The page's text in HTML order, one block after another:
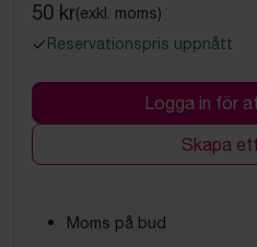
50 kr(exkl. moms)
Reservationspris uppnått
Logga in för
Skapa
Moms på bud